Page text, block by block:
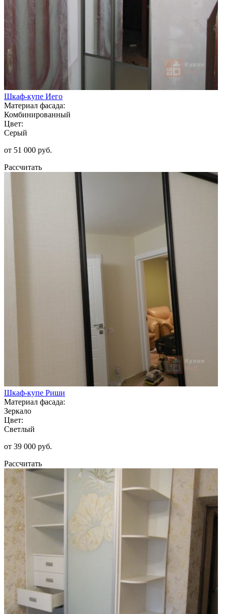
Шкаф-купе Иего
Материал фасада:
Комбинированный
Цвет:
Серый
от 51 000 руб.
Рассчитать
Шкаф-купе Риши
Материал фасада:
Зеркало
Цвет:
Светлый
от 39 000 руб.
Рассчитать